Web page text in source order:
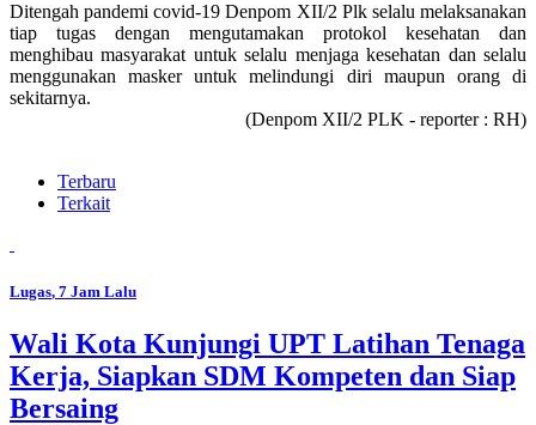
Ditengah pandemi covid-19 Denpom XII/2 Plk selalu melaksanakan
tiap tugas dengan mengutamakan protokol kesehatan dan
menghibau masyarakat untuk selalu menjaga kesehatan dan selalu
menggunakan masker untuk melindungi diri maupun orang di
sekitarnya.
(Denpom XII/2 PLK - reporter : RH)
Terbaru
Terkait
Lugas, 7 Jam Lalu
Wali Kota Kunjungi UPT Latihan Tenaga
Kerja, Siapkan SDM Kompeten dan Siap
Bersaing